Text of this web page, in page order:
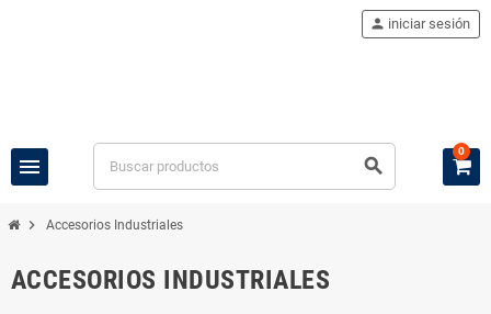
menu search
person iniciar sesión
0
chevron_right Accesorios Industriales
ACCESORIOS INDUSTRIALES